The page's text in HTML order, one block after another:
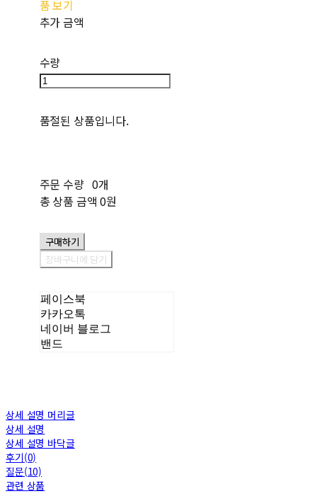
품 보기
추가 금액
수량
품절된 상품입니다.
주문 수량 0개
총 상품 금액 0원
구매하기
장바구니에 담기
페이스북
카카오톡
네이버 블로그
밴드
상세 설명 머리글
상세 설명
상세 설명 바닥글
후기(0)
질문(10)
관련 상품